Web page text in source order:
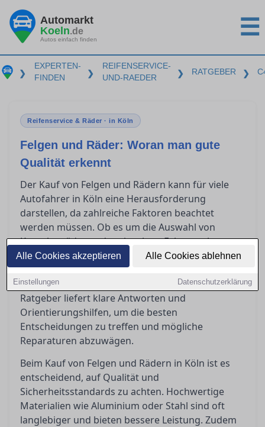
Alle Cookies akzeptieren Alle Cookies ablehnen
Einstellungen Datenschutzerklärung
Automarkt
Koeln.de
Autos einfach finden ☰
❯
EXPERTEN-
FINDEN
❯
REIFENSERVICE-
UND-RAEDER
❯ RATGEBER ❯
Reifenservice & Räder · in Köln
Felgen und Räder: Woran man gute
Qualität erkennt
Der Kauf von Felgen und Rädern kann für viele
Autofahrer in Köln eine Herausforderung
darstellen, da zahlreiche Faktoren beachtet
werden müssen. Ob es um die Auswahl von
Kompletträdern oder einzelnen Felgen geht,
Fachwissen über die Qualitätsmerkmale und
rechtlichen Anforderungen wie ABE und
Eintragungspflicht ist unerlässlich. Dieser
Ratgeber liefert klare Antworten und
Orientierungshilfen, um die besten
Entscheidungen zu treffen und mögliche
Reparaturen abzuwägen.
Beim Kauf von Felgen und Rädern in Köln ist es
entscheidend, auf Qualität und
Sicherheitsstandards zu achten. Hochwertige
Materialien wie Aluminium oder Stahl sind oft
langlebiger und bieten bessere Leistung. Zudem